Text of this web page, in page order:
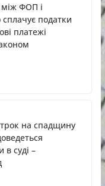
ФОП і
податки
платежі
на спадщину
в суді –